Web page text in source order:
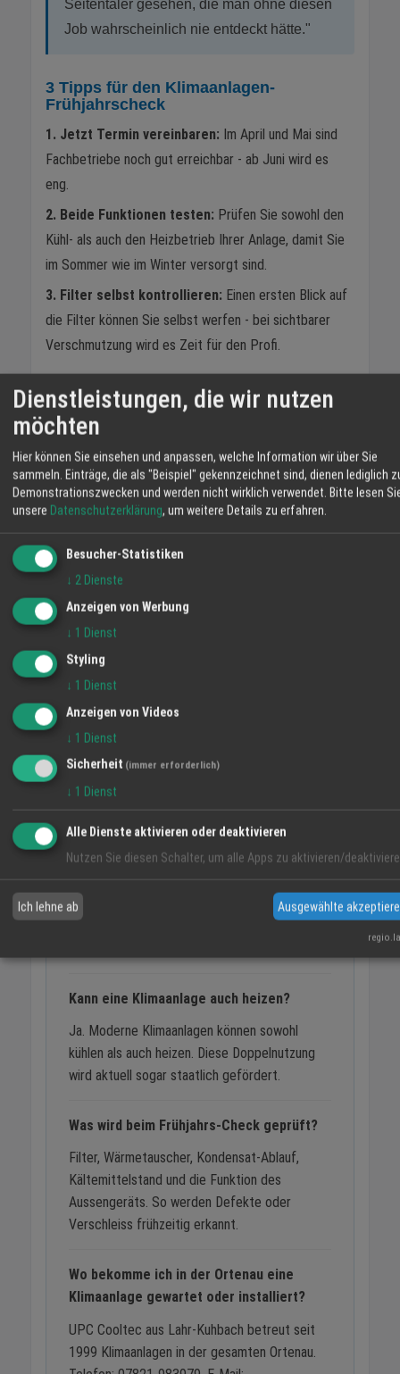
Seitentäler gesehen, die man ohne diesen
Job wahrscheinlich nie entdeckt hätte."
3 Tipps für den Klimaanlagen-
Frühjahrscheck
1. Jetzt Termin vereinbaren: Im April und Mai sind
Fachbetriebe noch gut erreichbar - ab Juni wird es
eng.
2. Beide Funktionen testen: Prüfen Sie sowohl den
Kühl- als auch den Heizbetrieb Ihrer Anlage, damit Sie
im Sommer wie im Winter versorgt sind.
3. Filter selbst kontrollieren: Einen ersten Blick auf
die Filter können Sie selbst werfen - bei sichtbarer
Verschmutzung wird es Zeit für den Profi.
Vereinbaren Sie jetzt Ihren Frühjahrs-
Check!
UPC Cooltec
Lahr-Kuhbach | Ihr
Klimatechnik-Partner in der
Telefon
E-Mail empfang@upc-cooltec.de
Kurz zusammengefasste FAQ
Warum sollte ich meine Klimaanlage im
Über den Winter setzen sich Staub und Pollen
fest, Dichtungen können porös werden und das
Wer jetzt handelt, vermeidet lange
Wartezeiten im Hochsommer und erkennt
Kann eine Klimaanlage auch heizen?
Ja. Moderne Klimaanlagen können sowohl
kühlen als auch heizen. Diese Doppelnutzung
wird aktuell sogar staatlich gefördert.
Was wird beim Frühjahrs-Check geprüft?
Filter, Wärmetauscher, Kondensat-Ablauf,
Kältemittelstand und die Funktion des
Aussengeräts. So werden Defekte oder
Verschleiss frühzeitig erkannt.
Wo bekomme ich in der Ortenau eine
Klimaanlage gewartet oder installiert?
UPC Cooltec aus Lahr-Kuhbach betreut seit
1999 Klimaanlagen in der gesamten Ortenau.
Dienstleistungen, die wir nutzen
möchten
Hier können Sie einsehen und anpassen, welche Information wir über Sie
sammeln. Einträge, die als "Beispiel" gekennzeichnet sind, dienen lediglich
Demonstrationszwecken und werden nicht wirklich verwendet. Bitte lesen
unsere Datenschutzerklärung, um weitere Details zu erfahren.
Besucher-Statistiken
↓ 2 Dienste
Anzeigen von Werbung
↓ 1 Dienst
Styling
↓ 1 Dienst
Anzeigen von Videos
↓ 1 Dienst
Sicherheit (immer erforderlich)
↓ 1 Dienst
Alle Dienste aktivieren oder deaktivieren
Nutzen Sie diesen Schalter, um alle Apps zu aktivieren/
Ich lehne ab Ausgewählte